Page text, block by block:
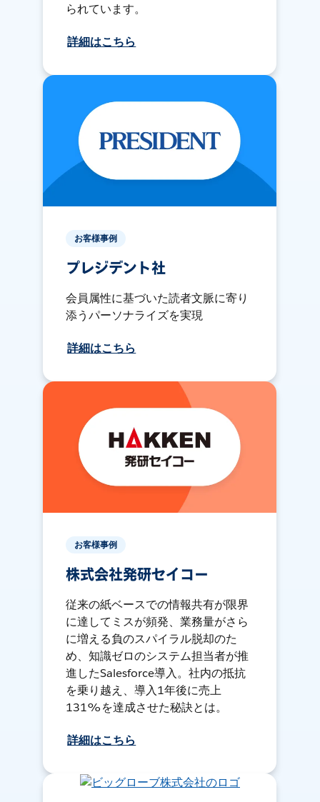
られています。
詳細はこちら
お客様事例
プレジデント社
会員属性に基づいた読者文脈に寄り
添うパーソナライズを実現
詳細はこちら
お客様事例
株式会社発研セイコー
従来の紙ベースでの情報共有が限界
に達してミスが頻発、業務量がさら
に増える負のスパイラル脱却のた
め、知識ゼロのシステム担当者が推
進したSalesforce導入。社内の抵抗
を乗り越え、導入1年後に売上
131%を達成させた秘訣とは。
詳細はこちら